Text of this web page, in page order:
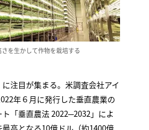
を生かして作物を栽培する
注目が集まる。米調査会社アイ
年６月に発行した垂直農業の
「垂直農法 2022─2032」によ
高となる10億ドル（約1400億